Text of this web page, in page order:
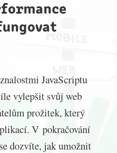
JavaScriptu
vylepšit svůj web
prožitek, který
V pokračování
dozvíte, jak umožnit